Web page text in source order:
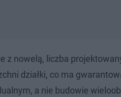
z nowelą, liczba
działki, co ma
a nie budowie